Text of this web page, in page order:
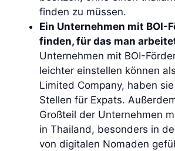
finden zu müssen.
Ein Unternehmen mit BOI-
finden, für das man
Unternehmen mit BOI-
leichter einstellen können
Limited Company, haben
Stellen für Expats.
Großteil der Unternehmen
in Thailand, besonders in
von digitalen Nomaden